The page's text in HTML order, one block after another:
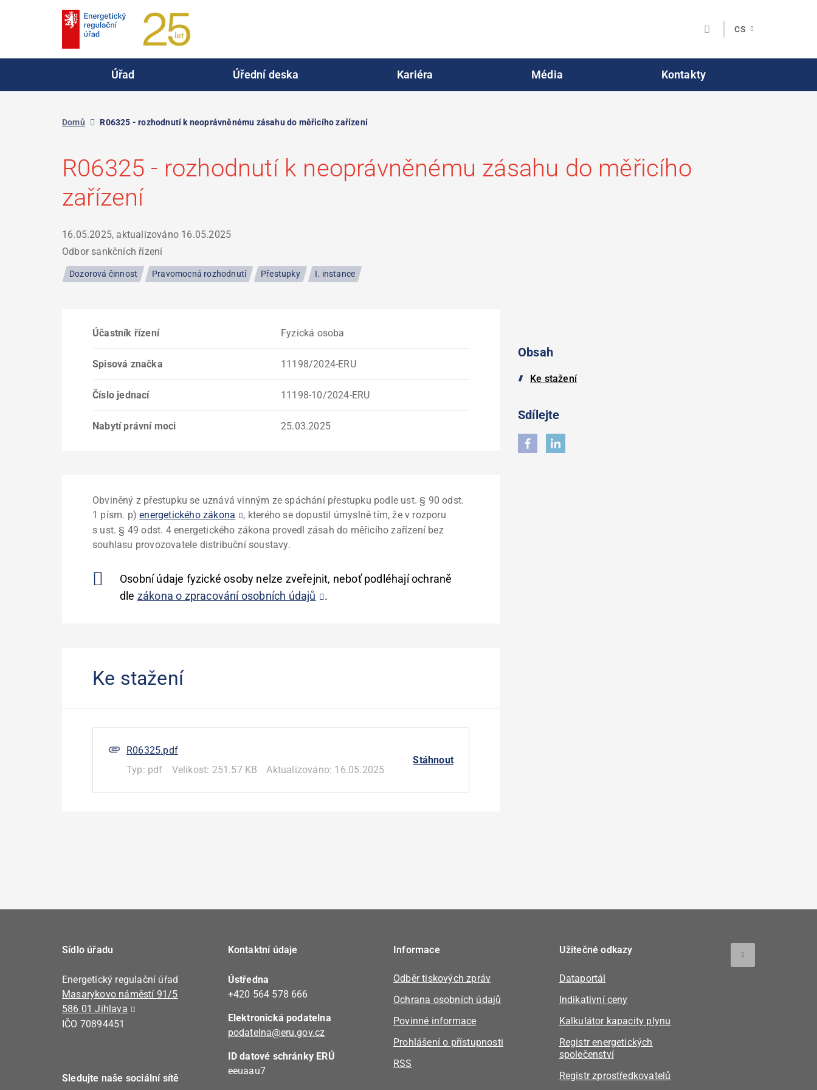
CS
Úřad Úřední deska Kariéra Média Kontakty
Domů R06325 - rozhodnutí k neoprávněnému zásahu do měřicího zařízení
R06325 - rozhodnutí k neoprávněnému zásahu do měřicího
zařízení
16.05.2025, aktualizováno 16.05.2025
Odbor sankčních řízení
Dozorová činnost Pravomocná rozhodnutí Přestupky I. instance
Účastník řízení Fyzická osoba
Spisová značka 11198/2024-ERU
Číslo jednací 11198-10/2024-ERU
Nabytí právní moci 25.03.2025
Obviněný z přestupku se uznává vinným ze spáchání přestupku podle ust. § 90 odst.
1 písm. p)energetického zákona
, kterého se dopustil úmyslně tím, že v rozporu
s ust. § 49 odst. 4 energetického zákona provedl zásah do měřicího zařízení bez
souhlasu provozovatele distribuční soustavy.
Osobní údaje fyzické osoby nelze zveřejnit, neboť podléhají ochraně
dle zákona o zpracování osobních údajů .
Ke stažení
R06325.pdf
Typ: pdf Velikost: 251.57 KB Aktualizováno: 16.05.2025
Stáhnout
Obsah
Ke stažení
Sdílejte
Sídlo úřadu
Energetický regulační úřad
Masarykovo náměstí 91/5
586 01 Jihlava
IČO 70894451
Sledujte naše sociální sítě
Kontaktní údaje
Ústředna
+420 564 578 666
Elektronická podatelna
podatelna@eru.gov.cz
ID datové schránky ERÚ
eeuaau7
Informace
Odběr tiskových zpráv
Ochrana osobních údajů
Povinné informace
Prohlášení o přístupnosti
RSS
Užitečné odkazy
Dataportál
Indikativní ceny
Kalkulátor kapacity plynu
Registr energetických
společenství
Registr zprostředkovatelů